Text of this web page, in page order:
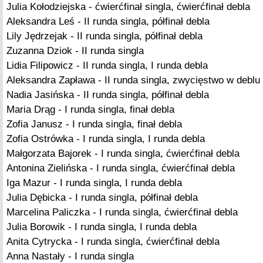
Julia Kołodziejska - ćwierćfinał singla, ćwierćfinał debla
Aleksandra Leś - II runda singla, półfinał debla
Lily Jędrzejak - II runda singla, półfinał debla
Zuzanna Dziok - II runda singla
Lidia Filipowicz - II runda singla, I runda debla
Aleksandra Zapława - II runda singla, zwycięstwo w deblu
Nadia Jasińska - II runda singla, półfinał debla
Maria Drąg - I runda singla, finał debla
Zofia Janusz - I runda singla, finał debla
Zofia Ostrówka - I runda singla, I runda debla
Małgorzata Bajorek - I runda singla, ćwierćfinał debla
Antonina Zielińska - I runda singla, ćwierćfinał debla
Iga Mazur - I runda singla, I runda debla
Julia Dębicka - I runda singla, półfinał debla
Marcelina Paliczka - I runda singla, ćwierćfinał debla
Julia Borowik - I runda singla, I runda debla
Anita Cytrycka - I runda singla, ćwierćfinał debla
Anna Nastały - I runda singla